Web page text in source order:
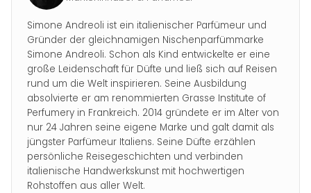
Simone Andreoli ist ein italienischer Parfümeur und
Gründer der gleichnamigen Nischenparfümmarke
Simone Andreoli. Schon als Kind entwickelte er eine
große Leidenschaft für Düfte und ließ sich auf Reisen
rund um die Welt inspirieren. Seine Ausbildung
absolvierte er am renommierten Grasse Institute of
Perfumery in Frankreich. 2014 gründete er im Alter von
nur 24 Jahren seine eigene Marke und galt damit als
jüngster Parfümeur Italiens. Seine Düfte erzählen
persönliche Reisegeschichten und verbinden
italienische Handwerkskunst mit hochwertigen
Rohstoffen aus aller Welt.